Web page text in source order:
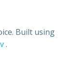
Built using
.